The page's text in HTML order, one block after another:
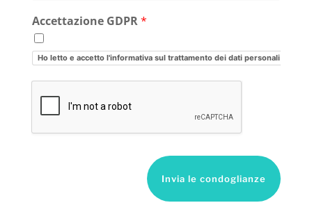
Accettazione GDPR*
Ho letto e accetto l'informativa sul trattamento dei dati personali
Invia le condoglianze